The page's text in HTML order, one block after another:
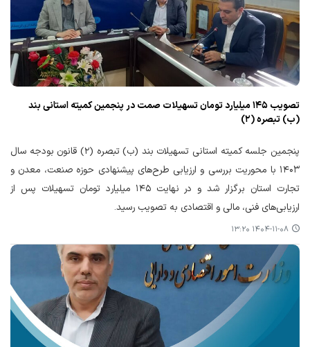
تصویب ۱۴۵ میلیارد تومان تسهیلات صمت در پنجمین کمیته استانی بند
(ب) تبصره (۲)
پنجمین جلسه کمیته استانی تسهیلات بند (ب) تبصره (۲) قانون بودجه سال
۱۴۰۳ با محوریت بررسی و ارزیابی طرح‌های پیشنهادی حوزه صنعت، معدن و
تجارت استان برگزار شد و در نهایت ۱۴۵ میلیارد تومان تسهیلات پس از
ارزیابی‌های فنی، مالی و اقتصادی به تصویب رسید.
۱۴۰۴-۱۱-۰۸ ۱۳:۲۰